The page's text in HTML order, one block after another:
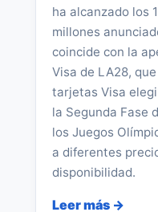
ha alcanzado los
millones
coincide con la
Visa de LA28,
tarjetas Visa
la Segunda Fase
los Juegos
a diferentes
disponibilidad.
Leer más →